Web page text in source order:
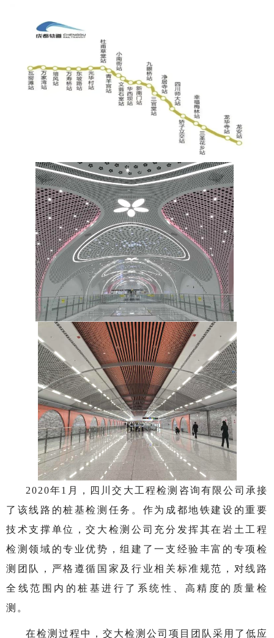
2020年1月，四川交大工程检测咨询有限公司承接
了该线路的桩基检测任务。作为成都地铁建设的重要
技术支撑单位，交大检测公司充分发挥其在岩土工程
检测领域的专业优势，组建了一支经验丰富的专项检
测团队，严格遵循国家及行业相关标准规范，对线路
全线范围内的桩基进行了系统性、高精度的质量检
测。
在检测过程中，交大检测公司项目团队采用了低应